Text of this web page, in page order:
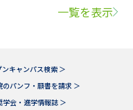
一覧を表示
ンキャンパス検索 ＞
のパンフ・願書を請求 ＞
学会・進学情報誌 ＞